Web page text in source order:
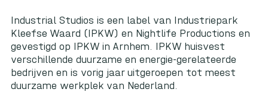
Industrial Studios is een label van Industriepark
Kleefse Waard (IPKW) en Nightlife Productions en
gevestigd op IPKW in Arnhem. IPKW huisvest
verschillende duurzame en energie-gerelateerde
bedrijven en is vorig jaar uitgeroepen tot meest
duurzame werkplek van Nederland.